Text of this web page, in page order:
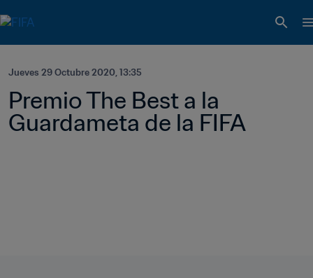
Jueves 29 Octubre 2020, 13:35
Premio The Best a la
Guardameta de la FIFA